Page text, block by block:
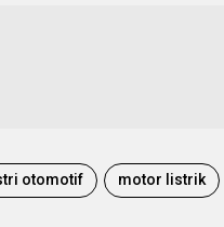
otomotif motor listrik